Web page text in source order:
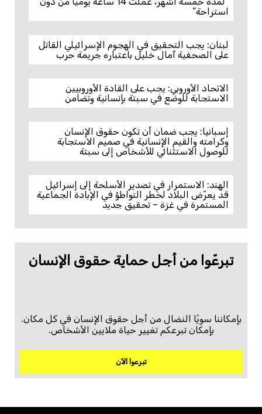
استراحة”
لبنان: يجب التحقيق في الهجوم الإسرائيلي القاتل
على الصحفية آمال خليل باعتباره جريمة حرب
الاتحاد الأوروبي: يجب على القادة الأوروبيين
الاستجابة للوضع في سبتة بإنسانية وتضامن
إسبانيا: يجب ضمان أن تكون حقوق الإنسان
وكرامته والقيم الإنسانية في صميم الاستجابة
للوصول الاستثنائي للأشخاص إلى سبتة
الهند: الاستمرار في تصدير الأسلحة إلى إسرائيل
قد يعرّض البلاد لخطر التواطؤ في الإبادة الجماعية
المستمرة في غزة – تحقيق جديد
تبرعّوا من أجل حماية حقوق الإنسان
بإمكاننا سويًا النضال من أجل حقوق الإنسان في كل مكان.
بإمكان تبرعكم تغيير حياة ملايين الأشخاص.
تبرعوا الآن